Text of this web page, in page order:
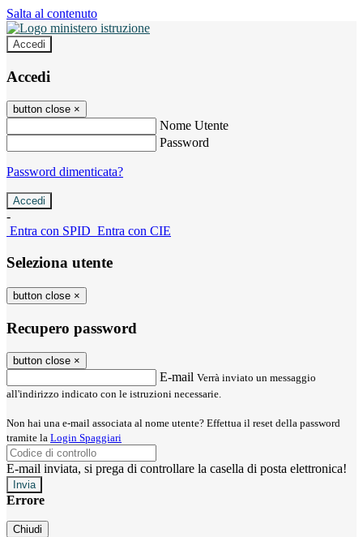
Salta al contenuto
Accedi
Accedi
button close ×
Nome Utente
Password
Password dimenticata?
-
Entra con SPID Entra con CIE
Seleziona utente
button close ×
Recupero password
button close ×
E-mail Verrà inviato un messaggio
all'indirizzo indicato con le istruzioni necessarie.
Non hai una e-mail associata al nome utente? Effettua il reset della password
tramite la Login Spaggiari
E-mail inviata, si prega di controllare la casella di posta elettronica!
Errore
Chiudi